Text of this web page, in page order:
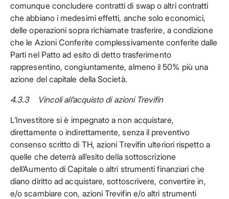
comunque concludere contratti di swap o altri contratti
che abbiano i medesimi effetti, anche solo economici,
delle operazioni sopra richiamate trasferire, a condizione
che le Azioni Conferite complessivamente conferite dalle
Parti nel Patto ad esito di detto trasferimento
rappresentino, congiuntamente, almeno il 50% più una
azione del capitale della Società.
4.3.3 Vincoli all’acquisto di azioni Trevifin
L’Investitore si è impegnato a non acquistare,
direttamente o indirettamente, senza il preventivo
consenso scritto di TH, azioni Trevifin ulteriori rispetto a
quelle che deterrà all’esito della sottoscrizione
dell’Aumento di Capitale o altri strumenti finanziari che
diano diritto ad acquistare, sottoscrivere, convertire in,
e/o scambiare con, azioni Trevifin e/o altri strumenti